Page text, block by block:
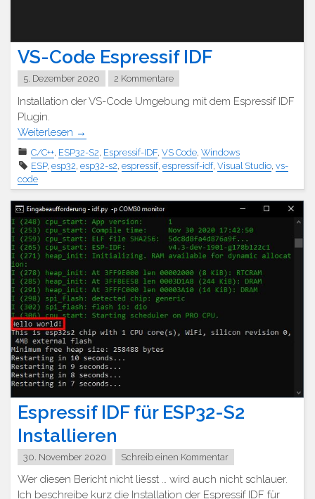
VS-Code Espressif IDF
5. Dezember 2020 2 Kommentare
Installation der VS-Code Umgebung mit dem Espressif IDF
Plugin.
Weiterlesen →
C/C++, ESP32-S2, Espressif-IDF, VS Code, Windows
ESP, esp32, esp32-s2, espressif, espressif-idf, Visual Studio, vs-
code
Espressif IDF für ESP32-S2
Installieren
30. November 2020 Schreib einen Kommentar
Wer diesen Bericht nicht liesst … wird auch nicht schlauer.
Ich beschreibe kurz die Installation der Espressif IDF für